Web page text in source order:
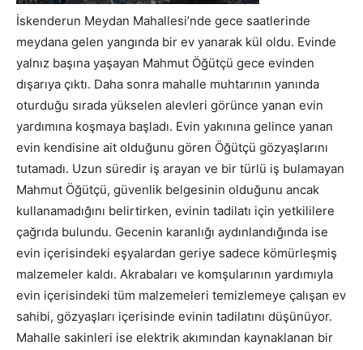
İskenderun Meydan Mahallesi’nde gece saatlerinde
meydana gelen yangında bir ev yanarak kül oldu. Evinde
yalnız başına yaşayan Mahmut Öğütçü gece evinden
dışarıya çıktı. Daha sonra mahalle muhtarının yanında
oturduğu sırada yükselen alevleri görünce yanan evin
yardımına koşmaya başladı. Evin yakınına gelince yanan
evin kendisine ait olduğunu gören Öğütçü gözyaşlarını
tutamadı. Uzun süredir iş arayan ve bir türlü iş bulamayan
Mahmut Öğütçü, güvenlik belgesinin olduğunu ancak
kullanamadığını belirtirken, evinin tadilatı için yetkililere
çağrıda bulundu. Gecenin karanlığı aydınlandığında ise
evin içerisindeki eşyalardan geriye sadece kömürleşmiş
malzemeler kaldı. Akrabaları ve komşularının yardımıyla
evin içerisindeki tüm malzemeleri temizlemeye çalışan ev
sahibi, gözyaşları içerisinde evinin tadilatını düşünüyor.
Mahalle sakinleri ise elektrik akımından kaynaklanan bir